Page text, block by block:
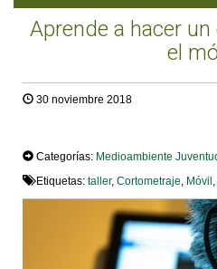
Aprende a hacer
el
30 noviembre 2018
Categorías: Medioambiente
Etiquetas: taller, Cortometraje Móvil